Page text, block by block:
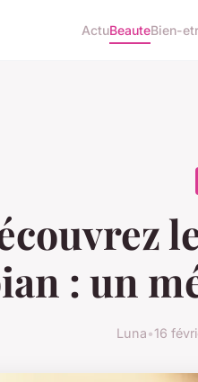
ActuBeauteBien-
: un
Luna•16